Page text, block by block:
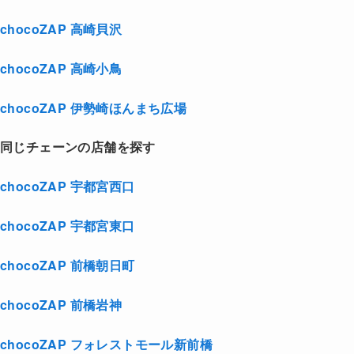
chocoZAP 高崎貝沢
chocoZAP 高崎小鳥
chocoZAP 伊勢崎ほんまち広場
同じチェーンの店舗を探す
chocoZAP 宇都宮西口
chocoZAP 宇都宮東口
chocoZAP 前橋朝日町
chocoZAP 前橋岩神
chocoZAP フォレストモール新前橋